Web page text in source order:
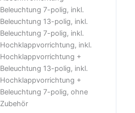
Beleuchtung 7-polig, inkl.
Beleuchtung 13-polig, inkl.
Beleuchtung 7-polig, inkl.
Hochklappvorrichtung, inkl.
Hochklappvorrichtung +
Beleuchtung 13-polig, inkl.
Hochklappvorrichtung +
Beleuchtung 7-polig, ohne
Zubehör